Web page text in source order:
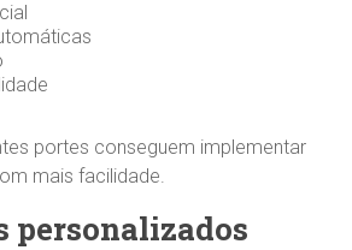
portes conseguem implementar
mais facilidade.
personalizados